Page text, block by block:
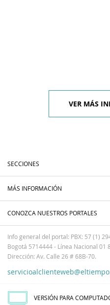
VER MÁS
SECCIONES
MÁS INFORMACIÓN
CONOZCA NUESTROS PORTALES
Info general del portal: PBX: 57 (1)
Bogotá 5714444 - Línea Nacional 01
Dirección: Av. Calle 26 # 68B-70.
VERSIÓN PARA